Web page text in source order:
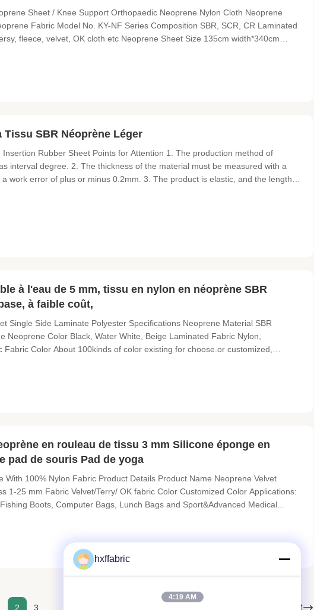
Sheet / Knee Support Orthopaedic Neoprene Nylon Cloth Neoprene
Fabric Model No. KY-NF Series Composition SBR, SCR, CR Laminated
fleece, velvet, OK cloth etc Neoprene Sheet Size 135cm width*340cm
SBR Néoprène Léger
Rubber Sheet Points for Attention 1. The production method of
interval degree. 2. The thickness of the material must be measured with a
work error of plus or minus 0.2mm. 3. The product is elastic, and the length
à l'eau de 5 mm, tissu en nylon en néoprène SBR
à faible coût,
Single Side Laminate Polyester Specifications Neoprene Material SBR
Neoprene Color Black, Water White, Beige Laminated Fabric Nylon,
Fabric Color About 100kinds of color existing for choose.or customized,
en rouleau de tissu 3 mm Silicone éponge en
pad de souris Pad de yoga
With 100% Nylon Fabric Product Details Product Name Neoprene Velvet
1-25 mm Fabric Velvet/Terry/ OK fabric Color Customized Color Applications:
Boots, Computer Bags, Lunch Bags and Sport&Advanced Medical
2 3 Suivant
hxffabric
4:19 AM